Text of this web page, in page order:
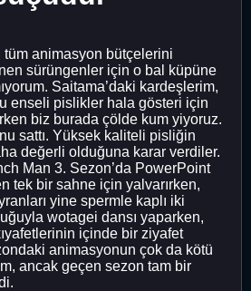
animasyon bütçelerini
sürüngenler için o bal küpüne
Saitama’daki kardeşlerim,
enseli pislikler hala gösteri için
biz burada çölde kum yiyoruz.
sattı. Yüksek kaliteli pisliğin
değerli olduğuna karar verdiler.
Man 3. Sezon’da PowerPoint
tek bir sahne için yalvarırken,
yine spermle kaplı iki
wotagei dansı yaparken,
içinde bir ziyafet
animasyonun çok da kötü
ancak geçen sezon tam bir